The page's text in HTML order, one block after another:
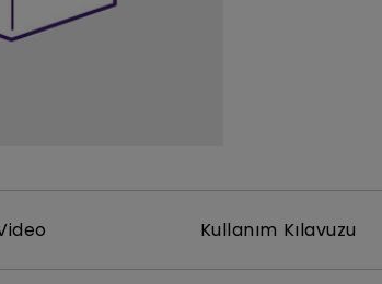
Düşük Giriş Gecikmesi ile
Yükseklik Ayarlı Stand ile
Kullanım Kılavuzu